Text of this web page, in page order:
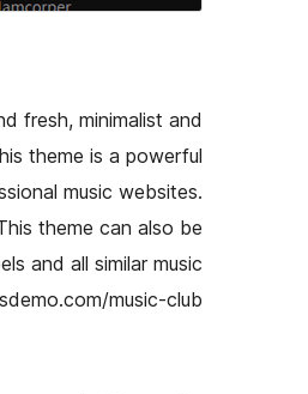
fresh, minimalist and
theme is a powerful
music websites.
theme can also be
and all similar music
music-club/